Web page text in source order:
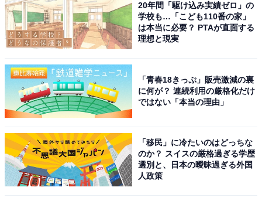
20年間「駆け込み実績ゼロ」の
学校も…「こども110番の家」
は本当に必要？ PTAが直面する
理想と現実
「青春18きっぷ」販売激減の裏
に何が？ 連続利用の厳格化だけ
ではない「本当の理由」
「移民」に冷たいのはどっちな
のか？ スイスの厳格過ぎる学歴
選別と、日本の曖昧過ぎる外国
人政策